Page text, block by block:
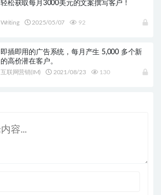
轻松获取每月3000美元的文案撰写客户！
Writing 2025/05/07 92
即插即用的广告系统，每月产生 5,000 多个新
的高价潜在客户。
互联网营销(IM) 2021/08/23 130